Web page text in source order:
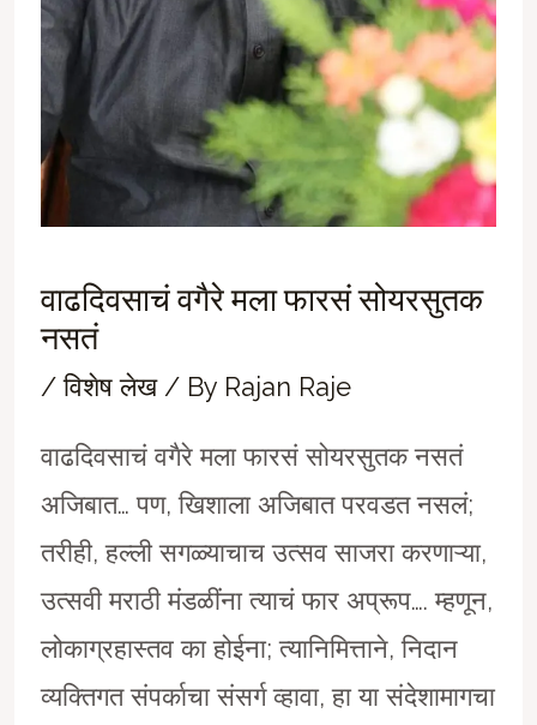
वाढदिवसाचं वगैरे मला फारसं सोयरसुतक
नसतं
/विशेष लेख/ By Rajan Raje
वाढदिवसाचं वगैरे मला फारसं सोयरसुतक नसतं
अजिबात… पण, खिशाला अजिबात परवडत नसलं;
तरीही, हल्ली सगळ्याचाच उत्सव साजरा करणाऱ्या,
उत्सवी मराठी मंडळींना त्याचं फार अप्रूप…. म्हणून,
लोकाग्रहास्तव का होईना; त्यानिमित्ताने, निदान
व्यक्तिगत संपर्काचा संसर्ग व्हावा, हा या संदेशामागचा